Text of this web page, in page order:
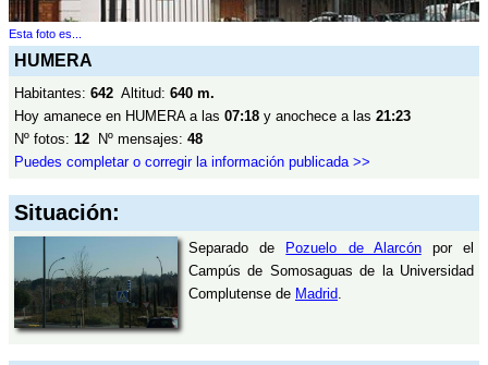
Esta foto es...
HUMERA
Habitantes: 642 Altitud: 640 m.
Hoy amanece en HUMERA a las 07:18 y anochece a las 21:23
Nº fotos: 12 Nº mensajes: 48
Puedes completar o corregir la información publicada >>
Situación:
Separado de Pozuelo de Alarcónpor el
Campús de Somosaguas de la Universidad
Complutense de Madrid.